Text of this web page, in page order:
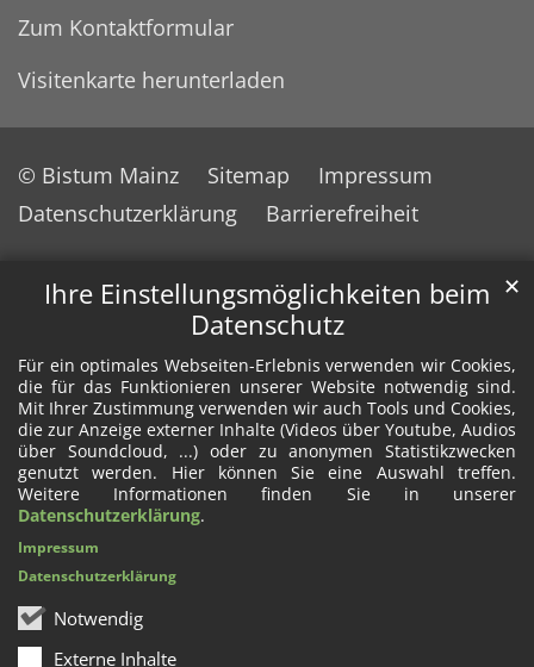
Ihre Einstellungsmöglichkeiten beim
Datenschutz
Für ein optimales Webseiten-Erlebnis verwenden wir Cookies,
die für das Funktionieren unserer Website notwendig sind.
Mit Ihrer Zustimmung verwenden wir auch Tools und Cookies,
die zur Anzeige externer Inhalte (Videos über Youtube, Audios
über Soundcloud, ...) oder zu anonymen Statistikzwecken
genutzt werden. Hier können Sie eine Auswahl treffen.
Weitere Informationen finden Sie in unserer
Datenschutzerklärung.
Notwendig
Externe Inhalte
✕
Impressum
Datenschutzerklärung
Zum Kontaktformular
Visitenkarte herunterladen
© Bistum Mainz Sitemap
Impressum
Datenschutzerklärung
Barrierefreiheit